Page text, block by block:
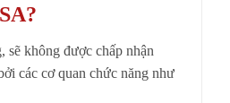
không được chấp nhận
các cơ quan chức năng như